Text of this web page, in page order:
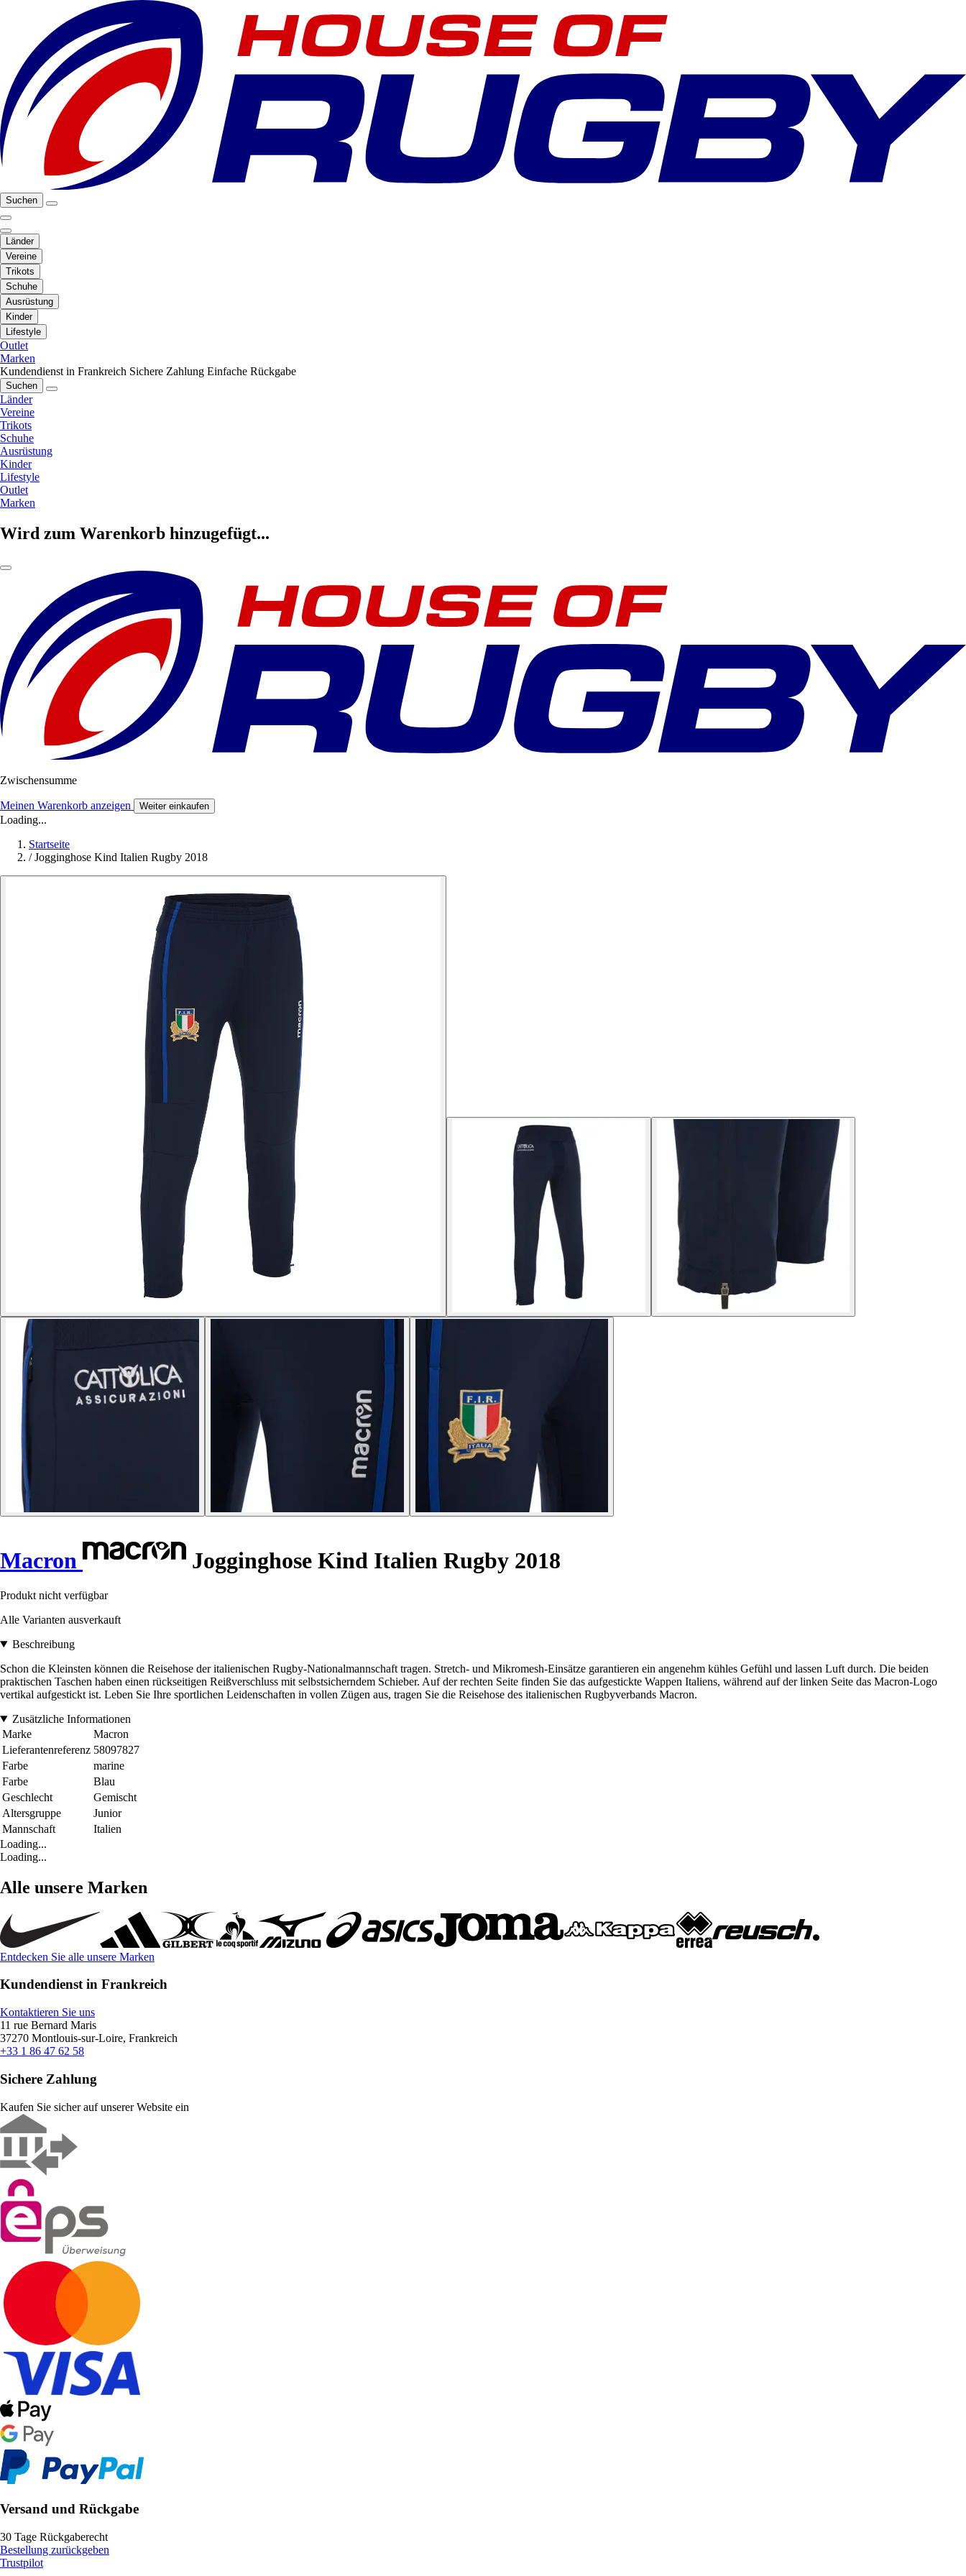
Suchen
Länder
Vereine
Trikots
Schuhe
Ausrüstung
Kinder
Lifestyle
Outlet
Marken
Kundendienst in Frankreich Sichere Zahlung Einfache Rückgabe
Suchen
Länder
Vereine
Trikots
Schuhe
Ausrüstung
Kinder
Lifestyle
Outlet
Marken
Wird zum Warenkorb hinzugefügt...
Zwischensumme
Meinen Warenkorb anzeigen Weiter einkaufen
Loading...
Startseite
/ Jogginghose Kind Italien Rugby 2018
Macron Jogginghose Kind Italien Rugby 2018
Produkt nicht verfügbar
Alle Varianten ausverkauft
Beschreibung
Schon die Kleinsten können die Reisehose der italienischen Rugby-Nationalmannschaft tragen. Stretch- und Mikromesh-Einsätze garantieren ein angenehm kühles Gefühl und lassen Luft durch. Die beiden
praktischen Taschen haben einen rückseitigen Reißverschluss mit selbstsicherndem Schieber. Auf der rechten Seite finden Sie das aufgestickte Wappen Italiens, während auf der linken Seite das Macron-Logo
vertikal aufgestickt ist. Leben Sie Ihre sportlichen Leidenschaften in vollen Zügen aus, tragen Sie die Reisehose des italienischen Rugbyverbands Macron.
Zusätzliche Informationen
Marke
Macron
Lieferantenreferenz 58097827
Farbe
marine
Farbe
Blau
Geschlecht
Gemischt
Altersgruppe
Junior
Mannschaft
Italien
Loading...
Loading...
Alle unsere Marken
Entdecken Sie alle unsere Marken
Kundendienst in Frankreich
Kontaktieren Sie uns
11 rue Bernard Maris
37270 Montlouis-sur-Loire, Frankreich
+33 1 86 47 62 58
Sichere Zahlung
Kaufen Sie sicher auf unserer Website ein
Versand und Rückgabe
30 Tage Rückgaberecht
Bestellung zurückgeben
Trustpilot